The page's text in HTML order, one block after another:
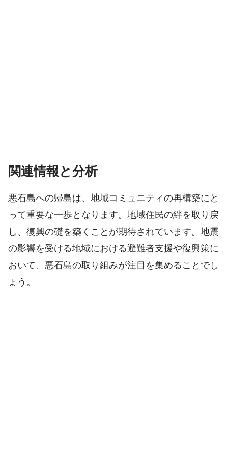
関連情報と分析
悪石島への帰島は、地域コミュニティの再構築にと
って重要な一歩となります。地域住民の絆を取り戻
し、復興の礎を築くことが期待されています。地震
の影響を受ける地域における避難者支援や復興策に
おいて、悪石島の取り組みが注目を集めることでし
ょう。